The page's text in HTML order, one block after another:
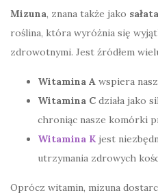
Mizuna, znana także jako
roślina, która wyróżnia się
zdrowotnymi. Jest źródłem
Witamina A wspiera
Witamina C działa jako
chroniąc nasze komórki
Witamina K jest
utrzymania zdrowych
Oprócz witamin, mizuna